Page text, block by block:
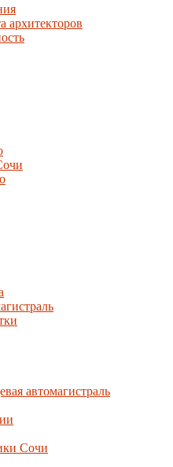
архитекторов
автомагистраль
Сочи